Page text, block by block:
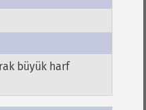
büyük harf